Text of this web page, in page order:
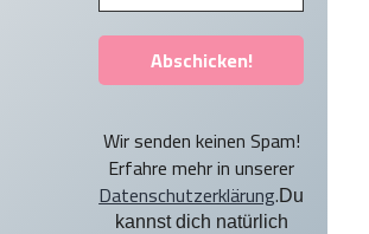
Wir senden keinen Spam!
Erfahre mehr in unserer
Datenschutzerklärung.Du
kannst dich natürlich